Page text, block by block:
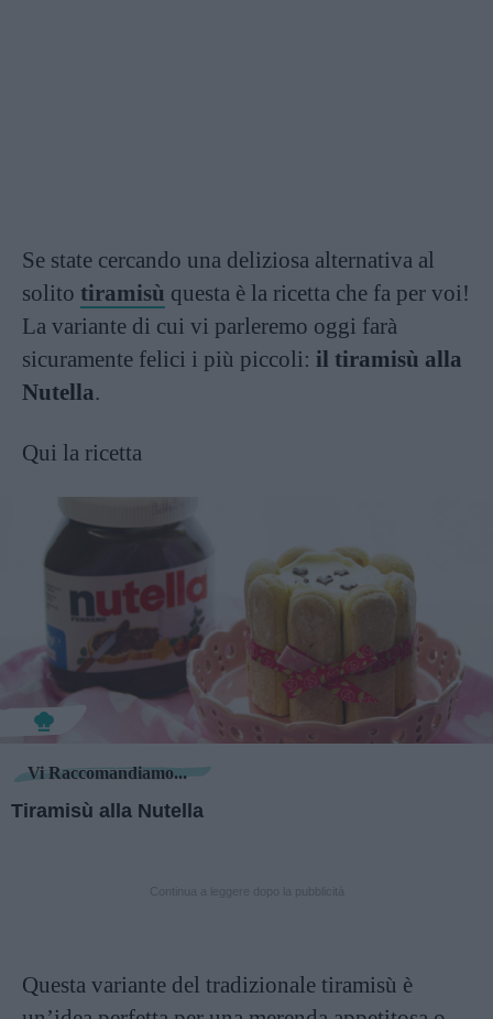
Se state cercando una deliziosa alternativa al
solito tiramisù questa è la ricetta che fa per voi!
La variante di cui vi parleremo oggi farà
sicuramente felici i più piccoli: il tiramisù alla
Nutella.
Qui la ricetta
Vi Raccomandiamo...
Tiramisù alla Nutella
Questa variante del tradizionale tiramisù è